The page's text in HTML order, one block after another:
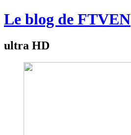
Le blog de FTVEN
ultra HD